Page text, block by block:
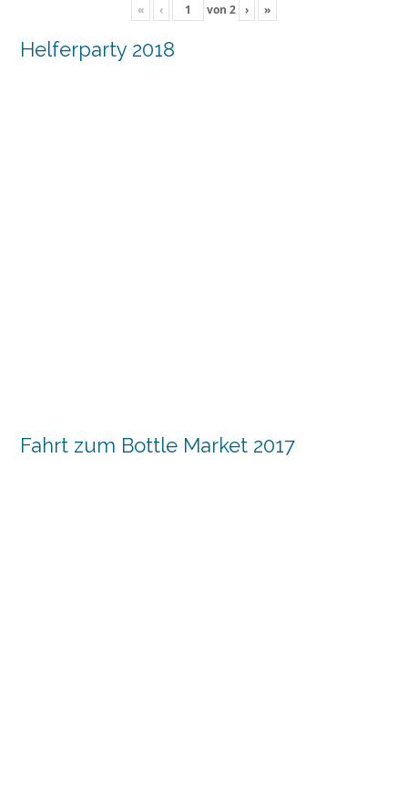
« ‹ von 2 › »
Helferparty 2018
Fahrt zum Bottle Market 2017